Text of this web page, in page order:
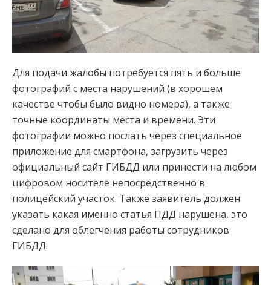
Для подачи жалобы потребуется пять и больше
фотографий с места нарушений (в хорошем
качестве чтобы было видно номера), а также
точные координаты места и времени. Эти
фотографии можно послать через специальное
приложение для смартфона, загрузить через
официальный сайт ГИБДД или принести на любом
цифровом носителе непосредственно в
полицейский участок. Также заявитель должен
указать какая именно статья ПДД нарушена, это
сделано для облегчения работы сотрудников
ГИБДД.